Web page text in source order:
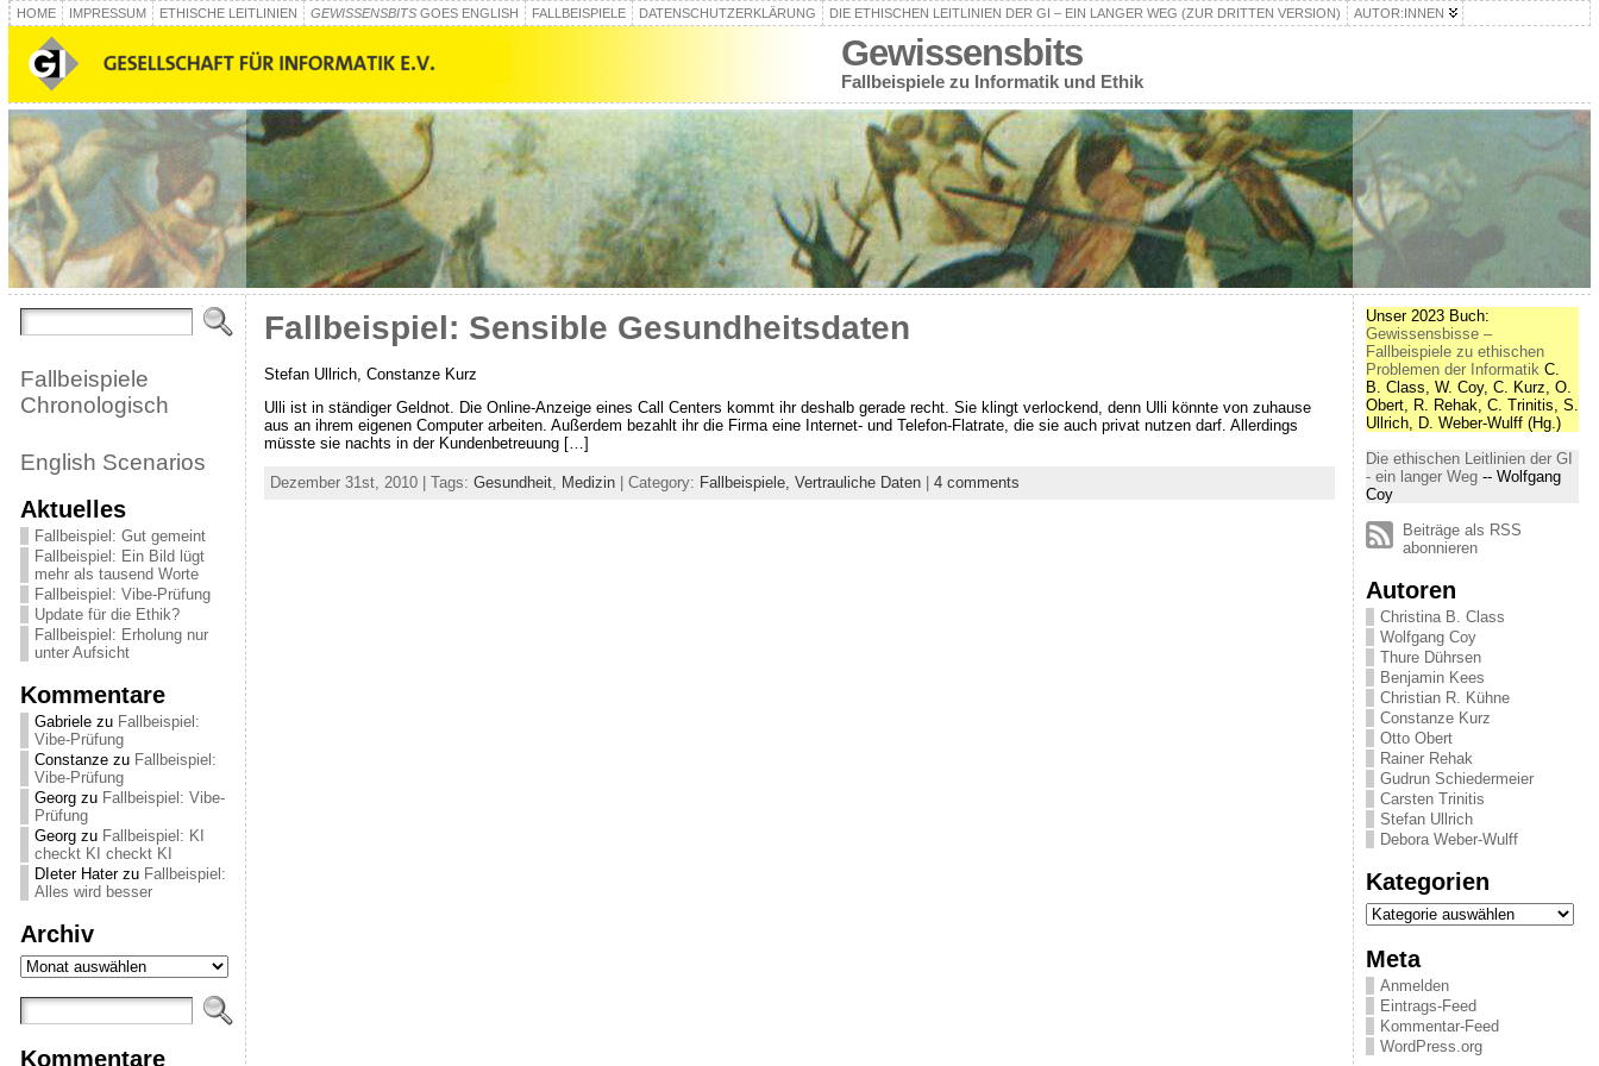
HOME IMPRESSUM ETHISCHE LEITLINIEN GEWISSENSBITSGOES ENGLISH FALLBEISPIELE DATENSCHUTZERKLÄRUNG DIE ETHISCHEN LEITLINIEN DER GI – EIN LANGER WEG (ZUR DRITTEN VERSION) AUTOR:INNEN
Gewissensbits
Fallbeispiele zu Informatik und Ethik
Fallbeispiele
Chronologisch
English Scenarios
Aktuelles
Fallbeispiel: Gut gemeint
Fallbeispiel: Ein Bild lügt
mehr als tausend Worte
Fallbeispiel: Vibe-Prüfung
Update für die Ethik?
Fallbeispiel: Erholung nur
unter Aufsicht
Kommentare
Gabrielezu Fallbeispiel:
Vibe-Prüfung
Constanzezu Fallbeispiel:
Vibe-Prüfung
Georgzu Fallbeispiel: Vibe-
Prüfung
Georgzu Fallbeispiel: KI
checkt KI checkt KI
DIeter Haterzu Fallbeispiel:
Alles wird besser
Archiv
Archiv
Kommentare
Fallbeispiel: Sensible Gesundheitsdaten
Stefan Ullrich, Constanze Kurz
Ulli ist in ständiger Geldnot. Die Online-Anzeige eines Call Centers kommt ihr deshalb gerade recht. Sie klingt verlockend, denn Ulli könnte von zuhause
aus an ihrem eigenen Computer arbeiten. Außerdem bezahlt ihr die Firma eine Internet- und Telefon-Flatrate, die sie auch privat nutzen darf. Allerdings
müsste sie nachts in der Kundenbetreuung […]
Dezember 31st, 2010 | Tags: Gesundheit, Medizin| Category: Fallbeispiele, Vertrauliche Daten| 4 comments
Unser 2023 Buch:
Gewissensbisse –
Fallbeispiele zu ethischen
Problemen der InformatikC.
B. Class, W. Coy, C. Kurz, O.
Obert, R. Rehak, C. Trinitis, S.
Ullrich, D. Weber-Wulff (Hg.)
Die ethischen Leitlinien der GI
- ein langer Weg-- Wolfgang
Coy
Beiträge als RSS
abonnieren
Autoren
Christina B. Class
Wolfgang Coy
Thure Dührsen
Benjamin Kees
Christian R. Kühne
Constanze Kurz
Otto Obert
Rainer Rehak
Gudrun Schiedermeier
Carsten Trinitis
Stefan Ullrich
Debora Weber-Wulff
Kategorien
Kategorien
Meta
Anmelden
Eintrags-Feed
Kommentar-Feed
WordPress.org